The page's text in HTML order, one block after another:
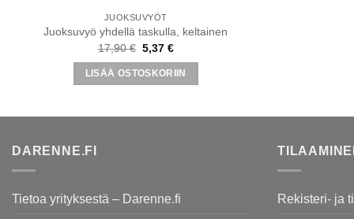
JUOKSUVYÖT
Juoksuvyö yhdellä taskulla, keltainen
17,90€ Alkuperäinen
oli:
17,90 €.
5,37 €Nykyinen
on:
5,37 €.
LISÄÄ OSTOSKORIIN
DARENNE.FI
Tietoa yrityksestä – Darenne.fi Rekisteri- ja